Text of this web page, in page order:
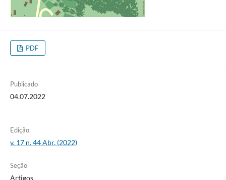
PDF
Publicado
04.07.2022
Edição
v. 17 n. 44 Abr. (2022)
Seção
Artigos